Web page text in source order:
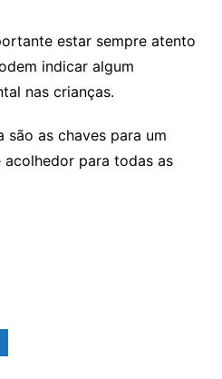
estar sempre atento
indicar algum
nas crianças.
são as chaves para um
para todas as